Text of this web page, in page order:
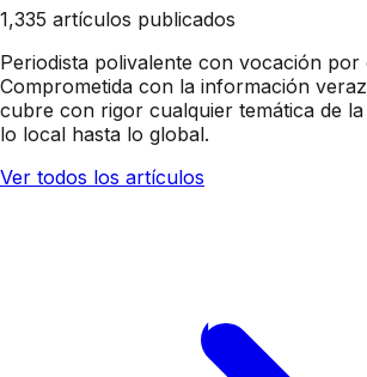
1,335 artículos publicados
Periodista polivalente con vocación
Comprometida con la información
cubre con rigor cualquier temática de la
lo local hasta lo global.
Ver todos los artículos